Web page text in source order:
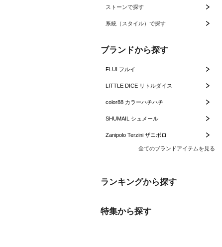
ストーンで探す
系統（スタイル）で探す
ブランドから探す
FLUI フルイ
LITTLE DICE リトルダイス
color88 カラーハチハチ
SHUMAIL シュメール
Zanipolo Terzini ザニポロ
全てのブランドアイテムを見る
ランキングから探す
特集から探す